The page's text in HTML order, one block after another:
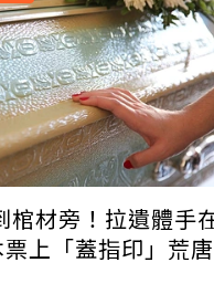
棺材旁！拉遺體手
上「蓋指印」荒